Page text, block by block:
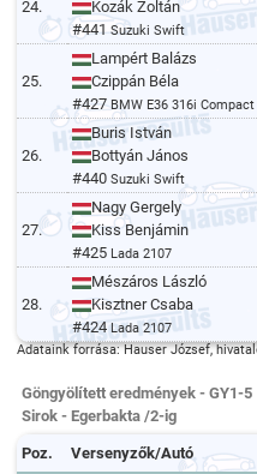
24.
Kozák Zoltán
#441Suzuki Swift
25.
Lampért Balázs
Czippán Béla
#427BMW E36 316i Compact
26.
Buris István
Bottyán János
#440Suzuki Swift
27.
Nagy Gergely
Kiss Benjámin
#425 Lada 2107
28.
Mészáros László
Kisztner Csaba
#424Lada 2107
Adataink forrása: Hauser József,
Göngyölített eredmények - GY1-5
Sirok - Egerbakta /2-ig
Poz. Versenyzők/Autó